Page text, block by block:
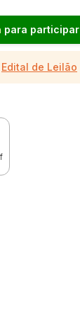
para participar
Edital de Leilão